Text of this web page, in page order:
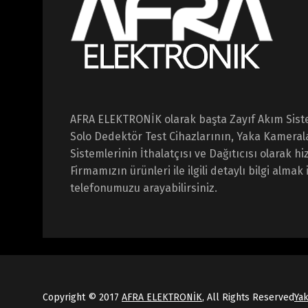
AFRA ELEKTRONİK olarak başta Zayıf Akım
Solo Dedektör Test Cihazlarının, Yaka
Sistemlerinin İthalatçısı ve Dağıtıcısı olarak
Firmamızın ürünleri ile ilgili detaylı bilgi almak
telefonumuzu arayabilirsiniz.
Copyright © 2017 AFRA ELEKTRONİK, All Rights Reserved